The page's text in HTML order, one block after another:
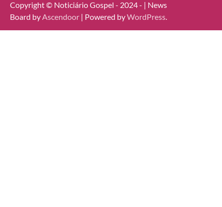
Copyright © Noticiário Gospel - 2024 - | News
Board byAscendoor | Powered byWordPress.